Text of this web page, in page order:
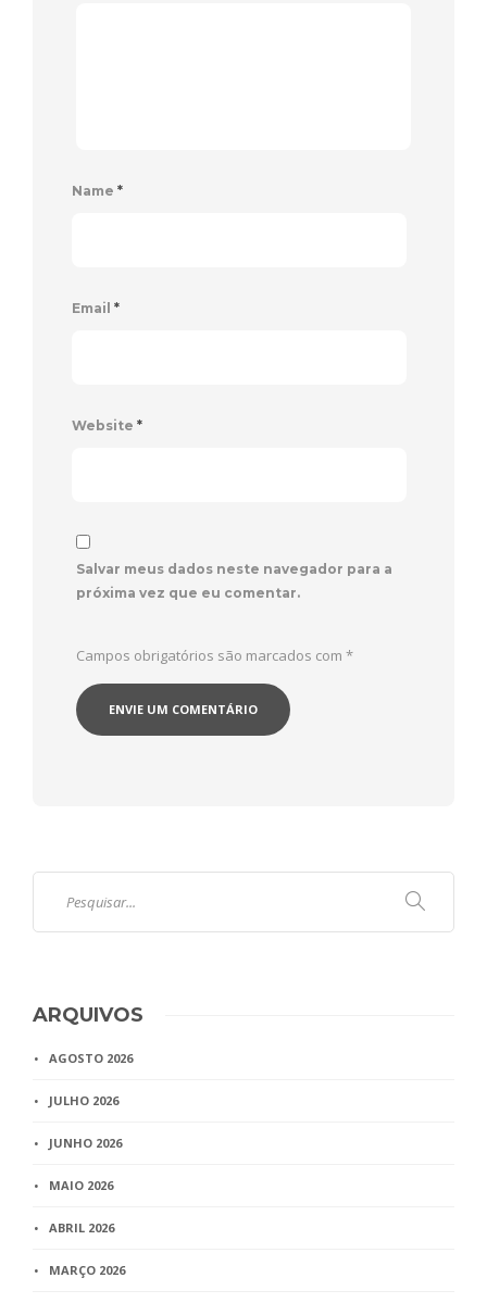
Name *
Email *
Website *
Salvar meus dados neste navegador para a
próxima vez que eu comentar.
Campos obrigatórios são marcados com *
ARQUIVOS
AGOSTO 2026
JULHO 2026
JUNHO 2026
MAIO 2026
ABRIL 2026
MARÇO 2026